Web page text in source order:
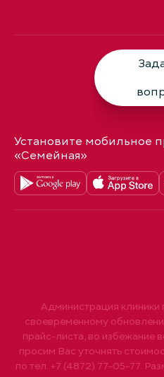
Установите мобильное
«Семейная»
Администрация клиники
своевременному
прайс-листа, во избежание
просим Вас уточнять
по тел. +7 (4872) 77-05-77.